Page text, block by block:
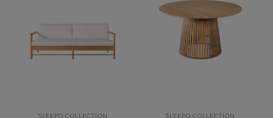
SLEEPO COLLECTION SLEEPO COLLECTION